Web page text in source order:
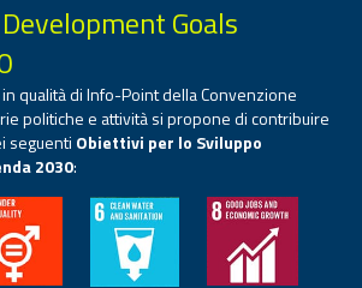
Goals
in qualità di Info-Point della Convenzione
politiche e attività si propone di contribuire
seguenti Obiettivi per lo Sviluppo
2030: